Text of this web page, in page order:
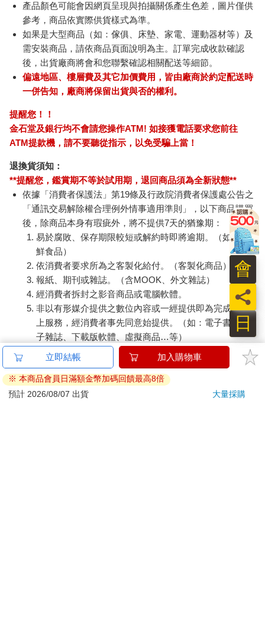
產品顏色可能會因網頁呈現與拍攝關係產生色差，圖片僅供
參考，商品依實際供貨樣式為準。
如果是大型商品（如：傢俱、床墊、家電、運動器材等）及
需安裝商品，請依商品頁面說明為主。訂單完成收款確認
後，出貨廠商將會和您聯繫確認相關配送等細節。
偏遠地區、樓層費及其它加價費用，皆由廠商於約定配送時
一併告知，廠商將保留出貨與否的權利。
提醒您！！
金石堂及銀行均不會請您操作ATM! 如接獲電話要求您前往
ATM提款機，請不要聽從指示，以免受騙上當！
退換貨須知：
**提醒您，鑑賞期不等於試用期，退回商品須為全新狀態**
依據「消費者保護法」第19條及行政院消費者保護處公告之
「通訊交易解除權合理例外情事適用準則」，以下商品購買
後，除商品本身有瑕疵外，將不提供7天的猶豫期：
易於腐敗、保存期限較短或解約時即將逾期。（如：生
鮮食品）
依消費者要求所為之客製化給付。（客製化商品）
報紙、期刊或雜誌。（含MOOK、外文雜誌）
經消費者拆封之影音商品或電腦軟體。
非以有形媒介提供之數位內容或一經提供即為完成之線
上服務，經消費者事先同意始提供。（如：電子書、電
子雜誌、下載版軟體、虛擬商品…等）
已拆封之個人衛生用品。（如：內衣褲、刮鬍刀、除毛
若非上列種類商品，均享有到貨7天的猶豫期（含例假
日）。
日
員
會